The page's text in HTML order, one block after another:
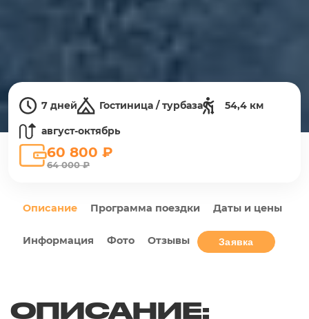
7 дней Гостиница / турбаза 54,4 км
август-октябрь
60 800 ₽
64 000 ₽
Описание Программа поездки Даты и цены
Информация Фото Отзывы Заявка
ОПИСАНИЕ: